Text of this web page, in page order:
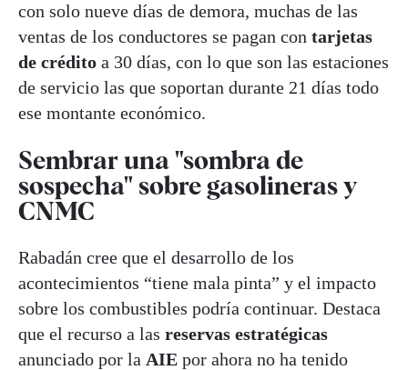
con solo nueve días de demora, muchas de las
ventas de los conductores se pagan con tarjetas
de crédito a 30 días, con lo que son las estaciones
de servicio las que soportan durante 21 días todo
ese montante económico.
Sembrar una "sombra de
sospecha" sobre gasolineras y
CNMC
Rabadán cree que el desarrollo de los
acontecimientos “tiene mala pinta” y el impacto
sobre los combustibles podría continuar. Destaca
que el recurso a las reservas estratégicas
anunciado por la AIE por ahora no ha tenido